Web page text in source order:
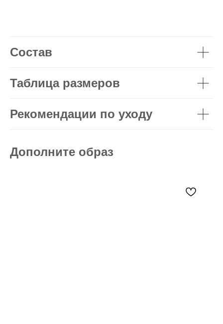
Состав
Таблица размеров
Рекомендации по уходу
Дополните образ